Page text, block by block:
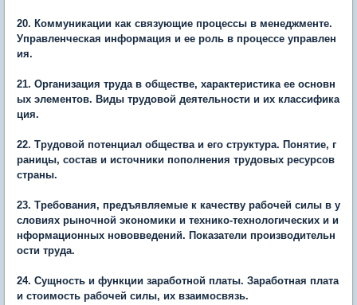
20. Коммуникации как связующие процессы в менеджменте.
Управленческая информация и ее роль в процессе управлен
ия.
21. Организация труда в обществе, характеристика ее основн
ых элементов. Виды трудовой деятельности и их классифика
ция.
22. Трудовой потенциал общества и его структура. Понятие, г
раницы, состав и источники пополнения трудовых ресурсов
страны.
23. Требования, предъявляемые к качеству рабочей силы в у
словиях рыночной экономики и технико-технологических и и
нформационных нововведений. Показатели производительн
ости труда.
24. Сущность и функции заработной платы. Заработная плата
и стоимость рабочей силы, их взаимосвязь.